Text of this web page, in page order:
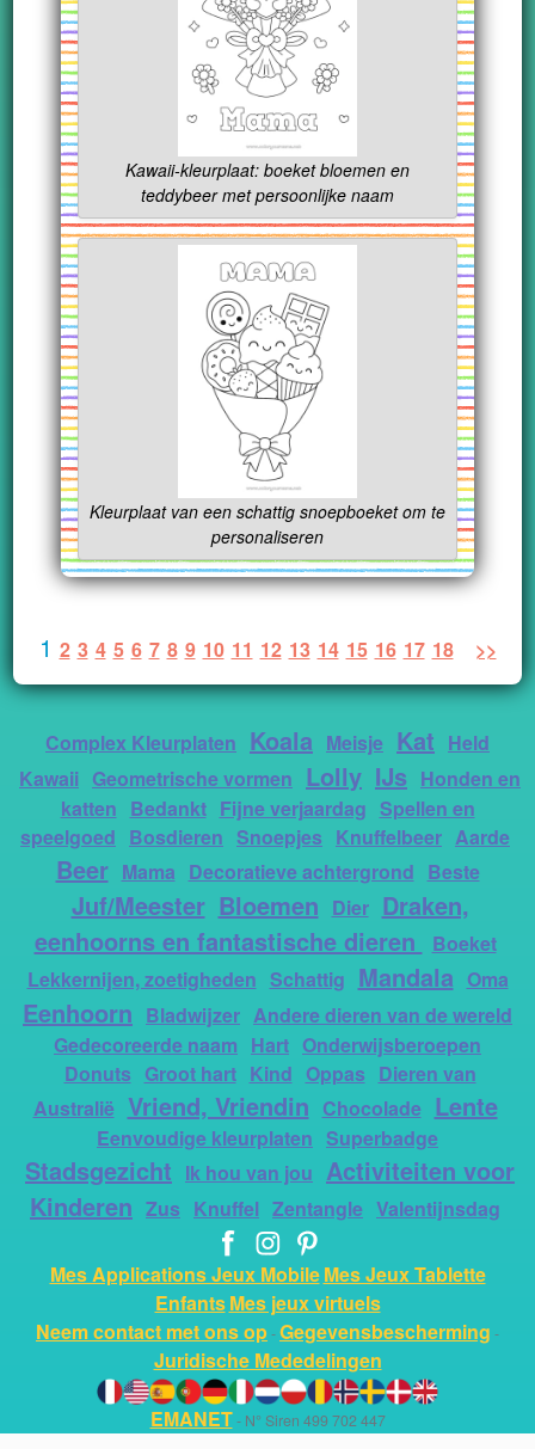
Kawaii-kleurplaat: boeket bloemen en
teddybeer met persoonlijke naam
Kleurplaat van een schattig snoepboeket om te
personaliseren
1 2 3 4 5 6 7 8 9 10 11 12 13 14 15 16 17 18 >>
Complex Kleurplaten Koala Meisje Kat Held
Kawaii Geometrische vormen Lolly IJs Honden en
katten Bedankt Fijne verjaardag Spellen en
speelgoed Bosdieren Snoepjes Knuffelbeer Aarde
Beer Mama Decoratieve achtergrond Beste
Juf/Meester Bloemen Dier Draken,
eenhoorns en fantastische dieren
Boeket
Lekkernijen, zoetigheden Schattig Mandala Oma
Eenhoorn Bladwijzer Andere dieren van de wereld
Gedecoreerde naam Hart Onderwijsberoepen
Donuts Groot hart Kind Oppas Dieren van
Australië Vriend, Vriendin Chocolade Lente
Eenvoudige kleurplaten Superbadge
Stadsgezicht Ik hou van jou Activiteiten voor
Kinderen Zus Knuffel Zentangle Valentijnsdag
Mes Applications Jeux MobileMes Jeux Tablette
EnfantsMes jeux virtuels
Neem contact met ons op-Gegevensbescherming -
Juridische Mededelingen
EMANET- N° Siren 499 702 447